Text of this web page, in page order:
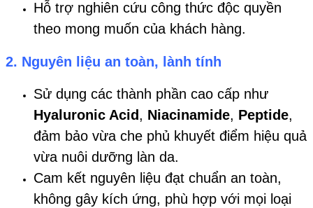
Hỗ trợ nghiên cứu công thức độc quyền
theo mong muốn của khách hàng.
2. Nguyên liệu an toàn, lành tính
Sử dụng các thành phần cao cấp như
Hyaluronic Acid, Niacinamide, Peptide,
đảm bảo vừa che phủ khuyết điểm hiệu quả
vừa nuôi dưỡng làn da.
Cam kết nguyên liệu đạt chuẩn an toàn,
không gây kích ứng, phù hợp với mọi loại